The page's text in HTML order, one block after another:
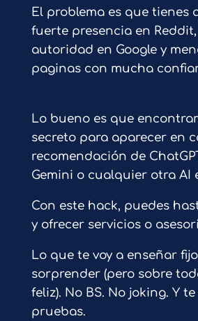
El problema es que tienes
fuerte presencia en
autoridad en Google y
paginas con mucha
Lo bueno es que
secreto para aparecer en
recomendación de
Gemini o cualquier otra AI
Con este hack, puedes
y ofrecer servicios o
Lo que te voy a enseñar
sorprender (pero sobre
feliz). No BS. No joking. Y
pruebas.